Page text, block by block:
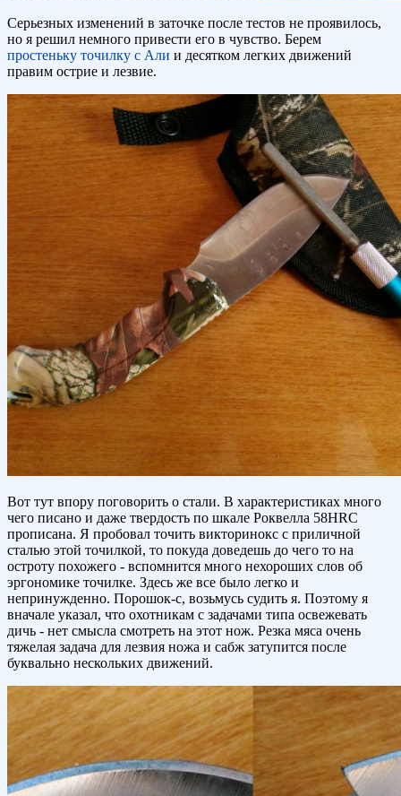
Серьезных изменений в заточке после тестов не проявилось,
но я решил немного привести его в чувство. Берем
простеньку точилку с Али и десятком легких движений
правим острие и лезвие.
Вот тут впору поговорить о стали. В характеристиках много
чего писано и даже твердость по шкале Роквелла 58HRC
прописана. Я пробовал точить викторинокс с приличной
сталью этой точилкой, то покуда доведешь до чего то на
остроту похожего - вспомнится много нехороших слов об
эргономике точилке. Здесь же все было легко и
непринужденно. Порошок-с, возьмусь судить я. Поэтому я
вначале указал, что охотникам с задачами типа освежевать
дичь - нет смысла смотреть на этот нож. Резка мяса очень
тяжелая задача для лезвия ножа и сабж затупится после
буквально нескольких движений.